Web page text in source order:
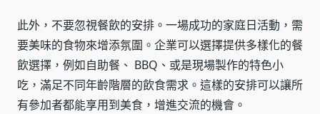
此外，不要忽視餐飲的安排。一場成功的家庭日活動，需
要美味的食物來增添氛圍。企業可以選擇提供多樣化的餐
飲選擇，例如自助餐、 BBQ、或是現場製作的特色小
吃，滿足不同年齡階層的飲食需求。這樣的安排可以讓所
有參加者都能享用到美食，增進交流的機會。